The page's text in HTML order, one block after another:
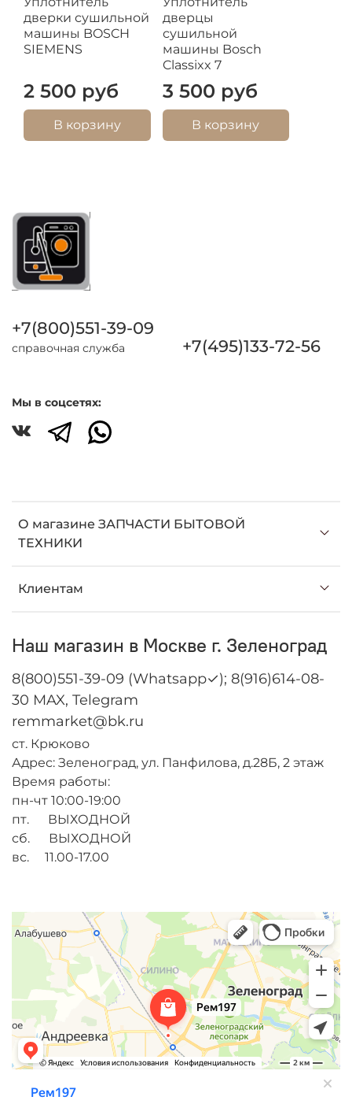
дверки сушильной
машины BOSCH
SIEMENS
2 500 руб
В корзину
дверцы
сушильной
машины Bosch
Classixx 7
3 500 руб
В корзину
О магазине ЗАПЧАСТИ БЫТОВОЙ
ТЕХНИКИ
Клиентам
+7(800)551-39-09
справочная служба +7(495)133-72-56
Мы в соцсетях:
Наш магазин в Москве г. Зеленоград
8(800)551-39-09 (Whatsapp✓); 8(916)614-08-
30 MAX, Telegram
remmarket@bk.ru
ст. Крюково
Адрес: Зеленоград, ул. Панфилова, д.28Б, 2 этаж
Время работы:
пн-чт 10:00-19:00
пт. ВЫХОДНОЙ
сб. ВЫХОДНОЙ
вс. 11.00-17.00